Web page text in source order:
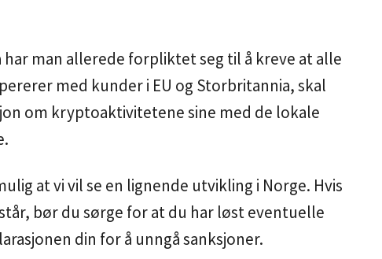
har man allerede forpliktet seg til å kreve at alle
med kunder i EU og Storbritannia, skal
om kryptoaktivitetene sine med de lokale
at vi vil se en lignende utvikling i Norge. Hvis
bør du sørge for at du har løst eventuelle
din for å unngå sanksjoner.